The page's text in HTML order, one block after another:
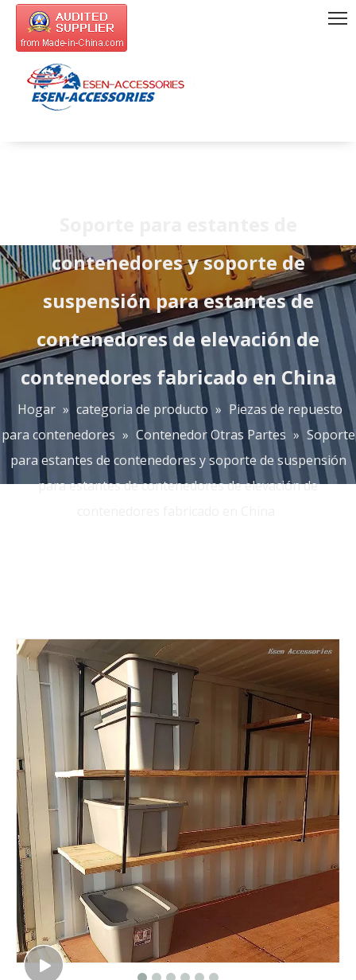
contenedores y soporte de
suspensión para estantes de
contenedores de elevación de
contenedores fabricado en China
Hogar » categoria de producto » Piezas de repuesto
para contenedores » Contenedor Otras Partes » Soporte
para estantes de contenedores y soporte de suspensión
para estantes de contenedores de elevación de